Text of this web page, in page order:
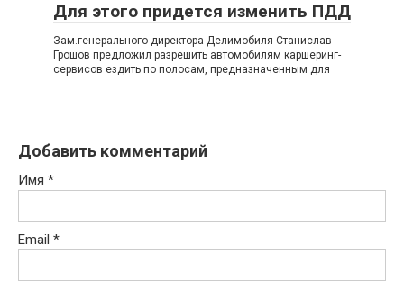
Для этого придется изменить ПДД
Зам.генерального директора Делимобиля Станислав
Грошов предложил разрешить автомобилям каршеринг-
сервисов ездить по полосам, предназначенным для
Добавить комментарий
Имя *
Email *